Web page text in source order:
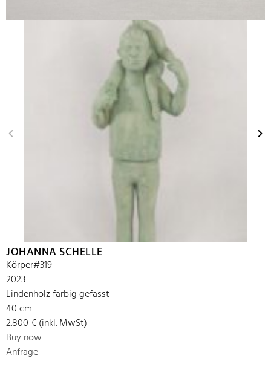
JOHANNA SCHELLE
Körper#319
2023
Lindenholz farbig gefasst
40 cm
2.800 € (inkl. MwSt)
Buy now
Anfrage